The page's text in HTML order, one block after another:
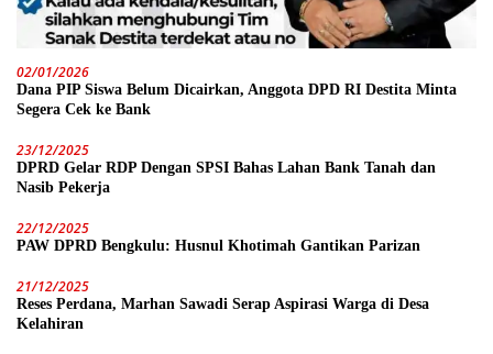
02/01/2026
Dana PIP Siswa Belum Dicairkan, Anggota DPD RI Destita Minta
Segera Cek ke Bank
23/12/2025
DPRD Gelar RDP Dengan SPSI Bahas Lahan Bank Tanah dan
Nasib Pekerja
22/12/2025
PAW DPRD Bengkulu: Husnul Khotimah Gantikan Parizan
21/12/2025
Reses Perdana, Marhan Sawadi Serap Aspirasi Warga di Desa
Kelahiran